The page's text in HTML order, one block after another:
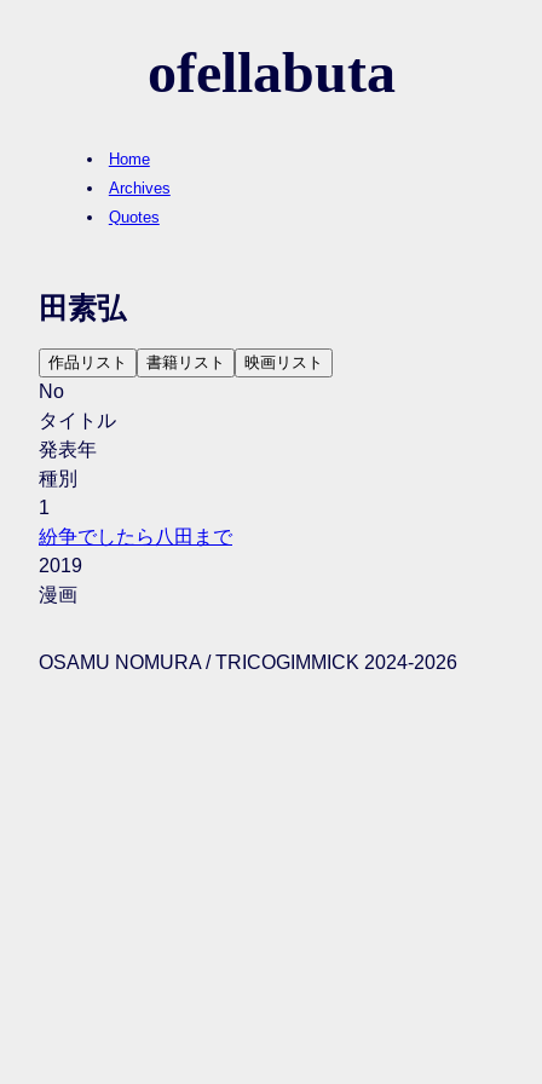
ofellabuta
Home
Archives
Quotes
田素弘
作品リスト 書籍リスト 映画リスト
No
タイトル
発表年
種別
1
紛争でしたら八田まで
2019
漫画
OSAMU NOMURA / TRICOGIMMICK 2024-2026